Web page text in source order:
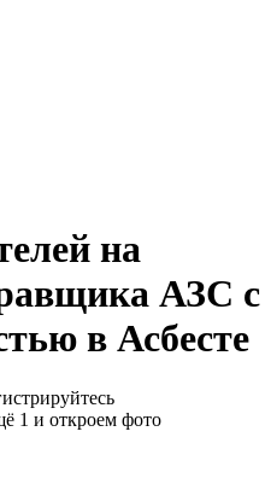
на
АЗС с
в Асбесте
1 и откроем фото